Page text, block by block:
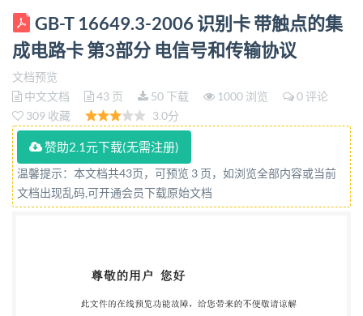
ICS 35.240.15 L64 中华人民共和国国家标准 GB/T
16649.3—2006/IS0/IEC 7816-3:1997 代替
GB/T16649.3—1996 2:561377 识别卡 带触点的集成
电路卡 第3部分：电信号和传输协议 Identification
cards-Integrated circuit(s) cards with contacts- Part 3
:Electronic signals and transmission protocols
(ISO/IEC7816-3.1997,IDT) 2006-03-14发布 2006-07-
01实施 中华人民共和国国家质量监督检验检疫总局
发布 中国国家标准化管理委员会 收码防伪
述 4.2 操作条件 4. 3 电压和电流值 5 卡操作规程 5.1 概
述 5. 2 激活 5.3 信息交换 5. 4 停活 6 复位应答 6.1 一般
GB-T 16649.3-2006 识别卡 带触点的集
成电路卡 第3部分 电信号和传输协议
文档预览
中文文档
43 页 50 下载 1000 浏览
0 评论
309 收藏
3.0分
赞助2.1元下载(无需注册)
温馨提示：本文档共43页，可预览 3 页，如浏览全部内容或当前
文档出现乱码,可开通会员下载原始文档